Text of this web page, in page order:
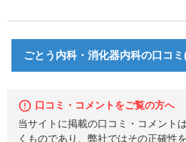
ごとう内科・消化器内科の口コ
口コミ・コメントをご覧の方へ
当サイトに掲載の口コミ・コメント
くものであり、弊社ではその正確性